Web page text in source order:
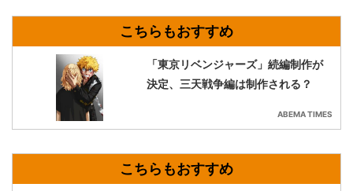
「東京リベンジャーズ」続編制作が
決定、三天戦争編は制作される？
ABEMA TIMES